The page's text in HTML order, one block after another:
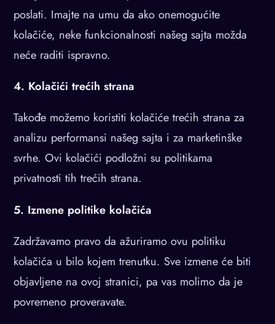
poslati. Imajte na umu da ako onemogućite
kolačiće, neke funkcionalnosti našeg sajta možda
neće raditi ispravno.
4. Kolačići trećih strana
Takođe možemo koristiti kolačiće trećih strana za
analizu performansi našeg sajta i za marketinške
svrhe. Ovi kolačići podložni su politikama
privatnosti tih trećih strana.
5. Izmene politike kolačića
Zadržavamo pravo da ažuriramo ovu politiku
kolačića u bilo kojem trenutku. Sve izmene će biti
objavljene na ovoj stranici, pa vas molimo da je
povremeno proveravate.